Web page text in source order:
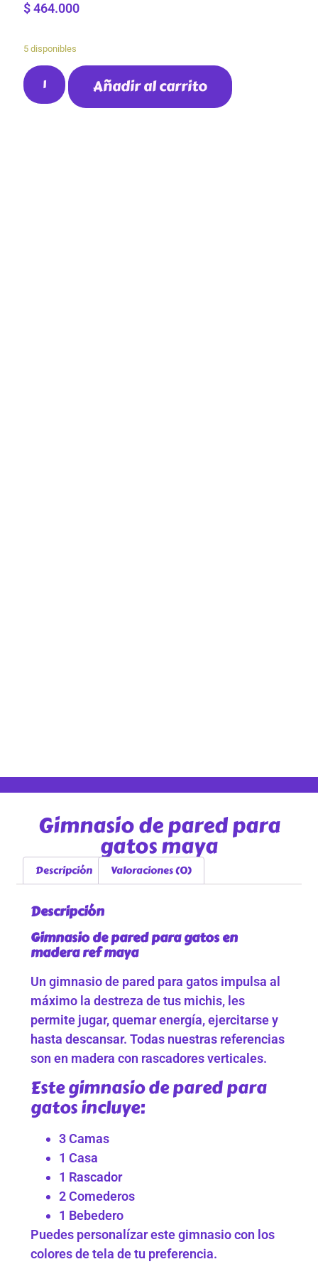
$ 464.000
5 disponibles
Añadir al carrito
Gimnasio de pared para
gatos maya
Descripción Valoraciones (0)
Descripción
Gimnasio de pared para gatos en
madera ref maya
Un gimnasio de pared para gatos impulsa al
máximo la destreza de tus michis, les
permite jugar, quemar energía, ejercitarse y
hasta descansar. Todas nuestras referencias
son en madera con rascadores verticales.
Este gimnasio de pared para
gatos incluye:
3 Camas
1 Casa
1 Rascador
2 Comederos
1 Bebedero
Puedes personalízar este gimnasio con los
colores de tela de tu preferencia.